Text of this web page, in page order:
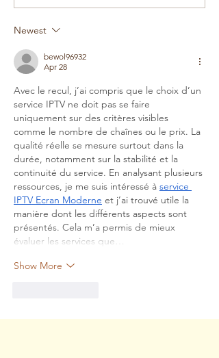
Newest
bewol96932
Apr 28
Avec le recul, j’ai compris que le choix d’un
service IPTV ne doit pas se faire
uniquement sur des critères visibles
comme le nombre de chaînes ou le prix. La
qualité réelle se mesure surtout dans la
durée, notamment sur la stabilité et la
continuité du service. En analysant plusieurs
ressources, je me suis intéressé à service
IPTV Ecran Moderne et j’ai trouvé utile la
manière dont les différents aspects sont
présentés. Cela m’a permis de mieux
évaluer les services que…
Show More